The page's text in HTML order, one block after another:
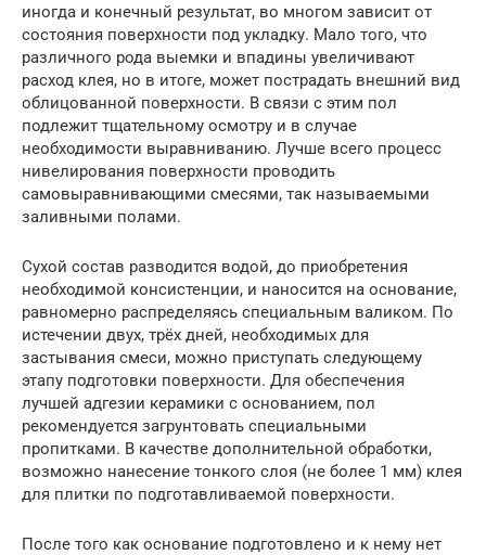
иногда и конечный результат, во многом зависит от
состояния поверхности под укладку. Мало того, что
различного рода выемки и впадины увеличивают
расход клея, но в итоге, может пострадать внешний вид
облицованной поверхности. В связи с этим пол
подлежит тщательному осмотру и в случае
необходимости выравниванию. Лучше всего процесс
нивелирования поверхности проводить
самовыравнивающими смесями, так называемыми
заливными полами.
Сухой состав разводится водой, до приобретения
необходимой консистенции, и наносится на основание,
равномерно распределяясь специальным валиком. По
истечении двух, трёх дней, необходимых для
застывания смеси, можно приступать следующему
этапу подготовки поверхности. Для обеспечения
лучшей адгезии керамики с основанием, пол
рекомендуется загрунтовать специальными
пропитками. В качестве дополнительной обработки,
возможно нанесение тонкого слоя (не более 1 мм) клея
для плитки по подготавливаемой поверхности.
После того как основание подготовлено и к нему нет